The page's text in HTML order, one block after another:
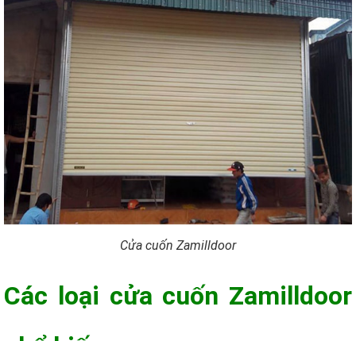
Cửa cuốn Zamilldoor
Các loại cửa cuốn Zamilldoor